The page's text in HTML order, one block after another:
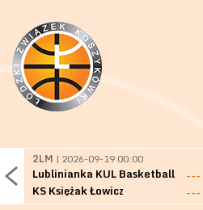
2LM | 2026-09-19 00:00
Lublinianka KUL Basketball
---
KS Księżak Łowicz
---